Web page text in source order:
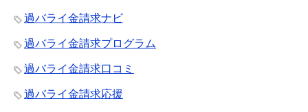
過バライ金請求ナビ
過バライ金請求プログラム
過バライ金請求口コミ
過バライ金請求応援